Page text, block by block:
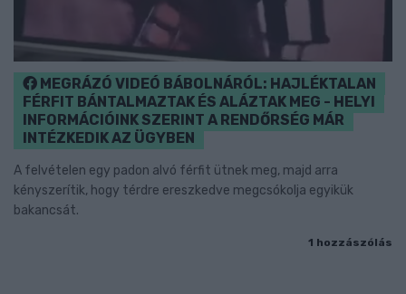
MEGRÁZÓ VIDEÓ BÁBOLNÁRÓL: HAJLÉKTALAN
FÉRFIT BÁNTALMAZTAK ÉS ALÁZTAK MEG - HELYI
INFORMÁCIÓINK SZERINT A RENDŐRSÉG MÁR
INTÉZKEDIK AZ ÜGYBEN
A felvételen egy padon alvó férfit ütnek meg, majd arra
kényszerítik, hogy térdre ereszkedve megcsókolja egyikük
bakancsát.
1 hozzászólás